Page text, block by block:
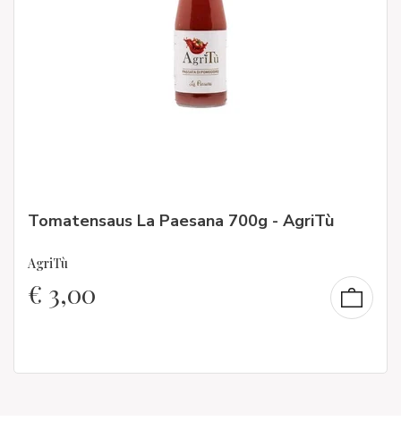
Tomatensaus La Paesana 700g - AgriTù
AgriTù
€ 3,00